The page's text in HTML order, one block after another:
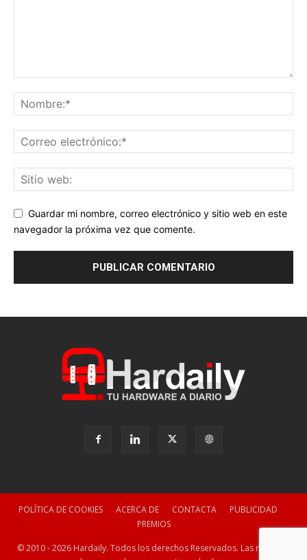
Guardar mi nombre, correo electrónico y sitio web en este
navegador la próxima vez que comente.
POLÍTICA DE COOKIES ACERCA DE CONTACTA
PUBLICIDAD
PREMIOS
© 2010 - 2026 Hardaily. Todos los derechos Reservados. Las marcas y